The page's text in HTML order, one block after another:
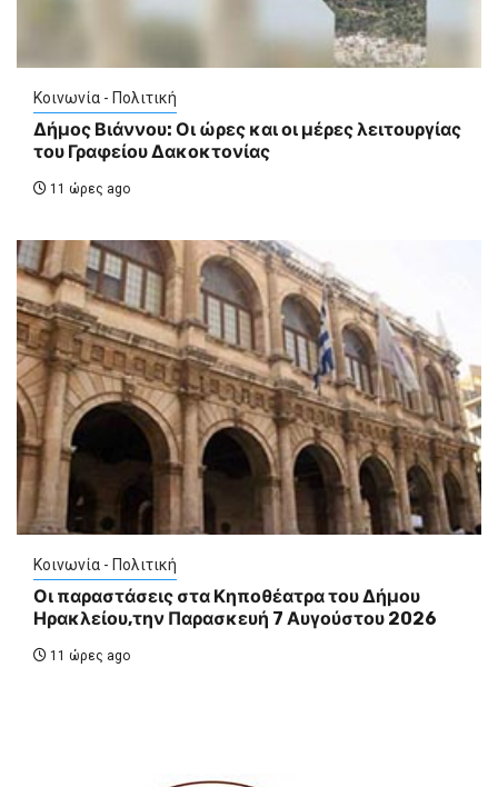
Κοινωνία - Πολιτική
Δήμος Βιάννου: Οι ώρες και οι μέρες λειτουργίας
του Γραφείου Δακοκτονίας
11 ώρες ago
Κοινωνία - Πολιτική
Οι παραστάσεις στα Κηποθέατρα του Δήμου
Ηρακλείου,την Παρασκευή 7 Αυγούστου 2026
11 ώρες ago